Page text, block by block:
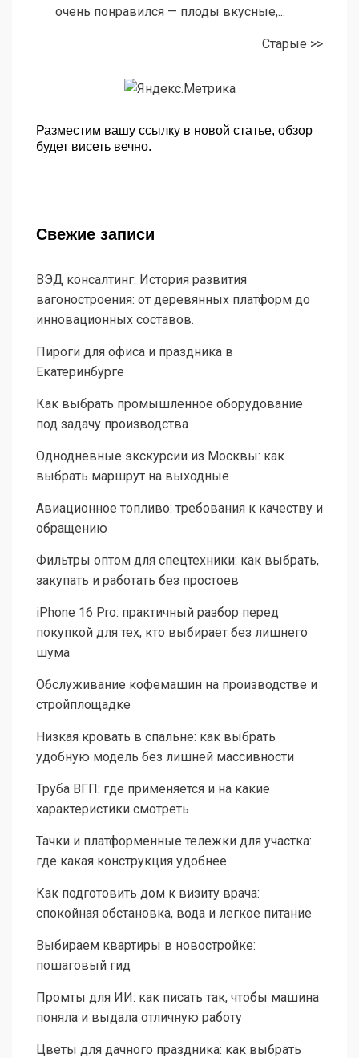
очень понравился — плоды вкусные,...
Старые >>
Разместим вашу ссылку в новой статье, обзор
будет висеть вечно.
Свежие записи
ВЭД консалтинг: История развития
вагоностроения: от деревянных платформ до
инновационных составов.
Пироги для офиса и праздника в
Екатеринбурге
Как выбрать промышленное оборудование
под задачу производства
Однодневные экскурсии из Москвы: как
выбрать маршрут на выходные
Авиационное топливо: требования к качеству и
обращению
Фильтры оптом для спецтехники: как выбрать,
закупать и работать без простоев
iPhone 16 Pro: практичный разбор перед
покупкой для тех, кто выбирает без лишнего
шума
Обслуживание кофемашин на производстве и
стройплощадке
Низкая кровать в спальне: как выбрать
удобную модель без лишней массивности
Труба ВГП: где применяется и на какие
характеристики смотреть
Тачки и платформенные тележки для участка:
где какая конструкция удобнее
Как подготовить дом к визиту врача:
спокойная обстановка, вода и легкое питание
Выбираем квартиры в новостройке:
пошаговый гид
Промты для ИИ: как писать так, чтобы машина
поняла и выдала отличную работу
Цветы для дачного праздника: как выбрать